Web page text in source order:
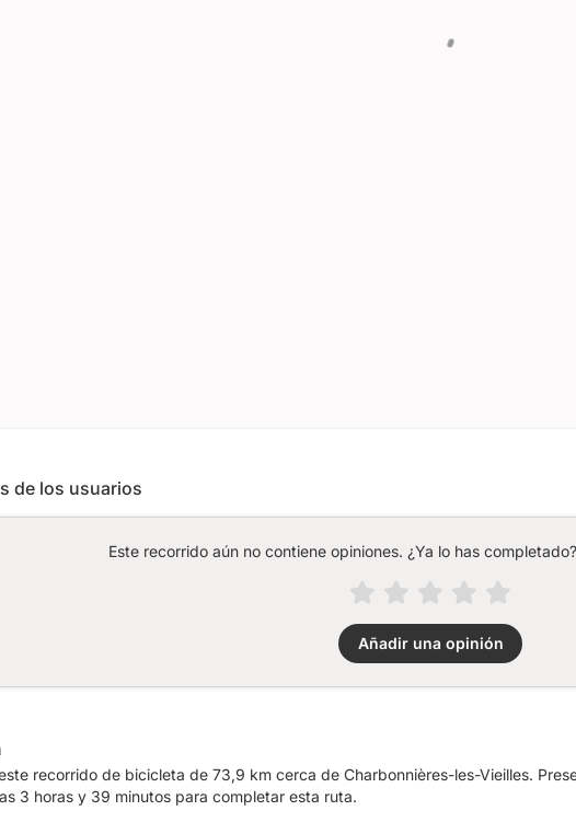
de los usuarios
Este recorrido aún no contiene opiniones. ¿Ya lo has
Añadir una opinión
recorrido de bicicleta de 73,9 km cerca de Charbonnières-les-Vieilles.
3 horas y 39 minutos para completar esta ruta.